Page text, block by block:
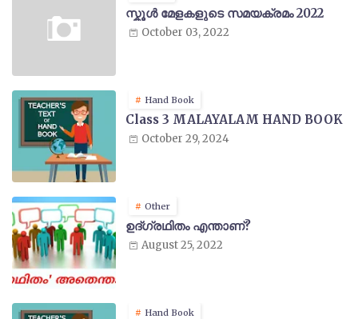
സ്കൂൾ മേളകളുടെ സമയക്രമം 2022
October 03, 2022
Hand Book
Class 3 MALAYALAM HAND BOOK
October 29, 2024
Other
ഉദ്ഗ്രഥിതം എന്താണ്?
August 25, 2022
Hand Book